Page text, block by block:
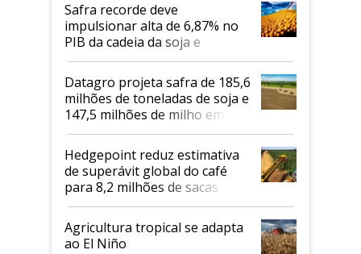
Safra recorde deve
impulsionar alta de 6,87% no
PIB da cadeia da soja e
biodiesel em 2026
Datagro projeta safra de 185,6
milhões de toneladas de soja e
147,5 milhões de milho em
2026/27
Hedgepoint reduz estimativa
de superávit global do café
para 8,2 milhões de sacas
Agricultura tropical se adapta
ao El Niño